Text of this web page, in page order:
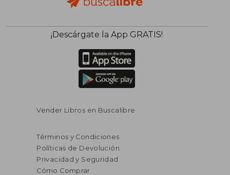
¡Descárgate la App GRATIS!
Vender Libros en Buscalibre
Términos y Condiciones
Políticas de Devolución
Privacidad y Seguridad
Cómo Comprar